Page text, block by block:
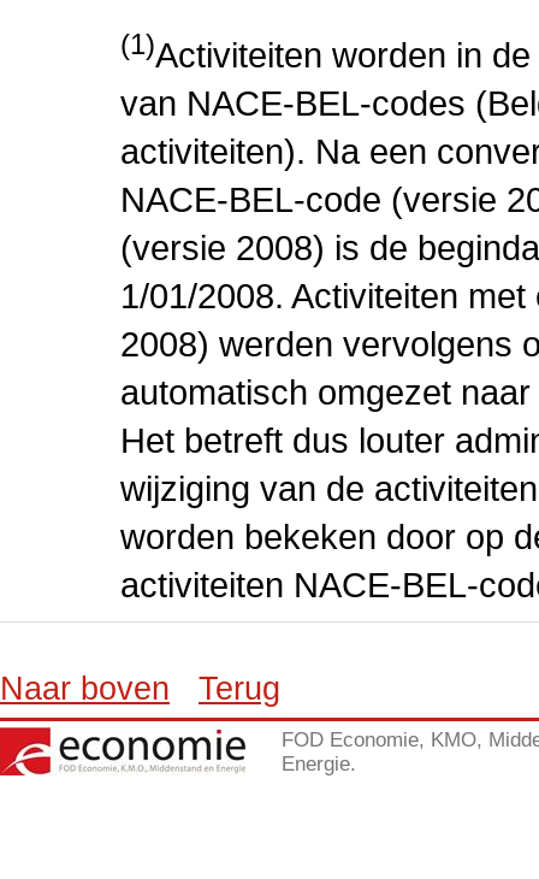
(1)Activiteiten worden in
van NACE-BEL-codes
activiteiten). Na een
NACE-BEL-code (versie
(versie 2008) is de
1/01/2008. Activiteiten
2008) werden vervolgens
automatisch omgezet
Het betreft dus louter
wijziging van de
worden bekeken door op
activiteiten NACE-BEL-
Naar boven Terug
FOD Economie, KMO,
Energie.